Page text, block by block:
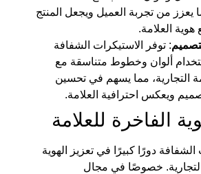
ما يعزز من تجربة العميل ويجعل المنتج
العلامة.
: توفر الاستيكرات الشفافة
ألوان وخطوط متناسقة مع
التجارية، مما يسهم في تحسين
ويعكس احترافية العلامة.
الفاخرة للعلامة
دورًا كبيرًا في تعزيز الهوية
التجارية. خصوصًا في مجال